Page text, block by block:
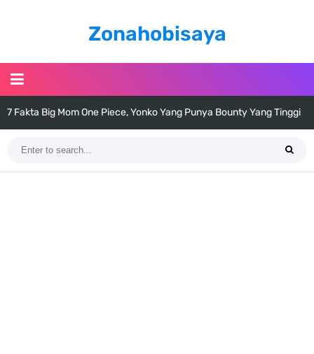
Zonahobisaya
7 Fakta Big Mom One Piece, Yonko Yang Punya Bounty Yang Tinggi